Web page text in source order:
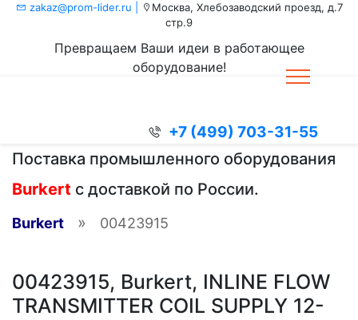
zakaz@prom-lider.ru |
Москва, Хлебозаводский проезд, д.7
стр.9
Превращаем Ваши идеи в работающее
оборудование!
+7 (499) 703-31-55
Поставка промышленного оборудования
Burkert с доставкой по России.
Burkert » 00423915
00423915, Burkert, INLINE FLOW
TRANSMITTER COIL SUPPLY 12-